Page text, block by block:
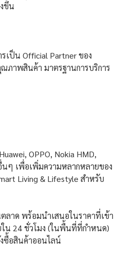
ขึ้น
เป็น Official Partner ของ
ภาพสินค้า มาตรฐานการบริการ
OPPO, Nokia HMD,
ๆ เพื่อเพิ่มความหลากหลายของ
Living & Lifestyle สำหรับ
ลาด พร้อมนำเสนอในราคาที่เข้า
ใน 24 ชั่วโมง (ในพื้นที่ที่กำหนด)
ซื้อสินค้าออนไลน์